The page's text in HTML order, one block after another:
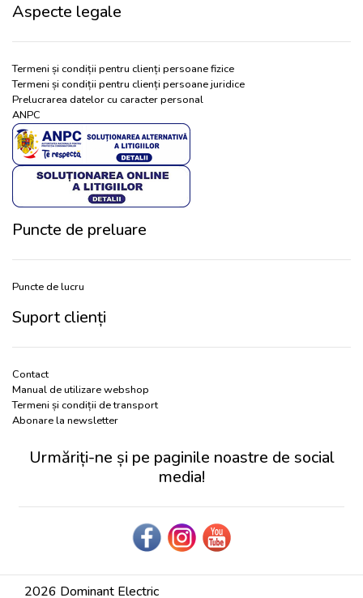
Aspecte legale
Termeni și condiții pentru clienți persoane fizice
Termeni și condiții pentru clienți persoane juridice
Prelucrarea datelor cu caracter personal
ANPC
Puncte de preluare
Puncte de lucru
Suport clienți
Contact
Manual de utilizare webshop
Termeni și condiții de transport
Abonare la newsletter
Urmăriți-ne și pe paginile noastre de social
media!
2026 Dominant Electric